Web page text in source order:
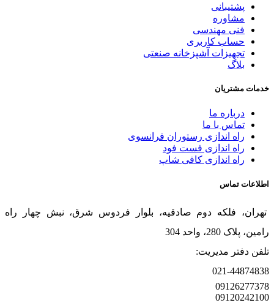
پشتیبانی
مشاوره
فنی مهندسی
حساب کاربری
تجهیزات آشپزخانه صنعتی
بلاگ
خدمات مشتریان
درباره ما
تماس با ما
راه اندازی رستوران فرانسوی
راه اندازی فست فود
راه اندازی کافی شاپ
اطلاعات تماس
تهران، فلکه دوم صادقیه، بلوار فردوس شرق، نبش چهار راه
رامین، پلاک 280، واحد 304
تلفن دفتر مدیریت:
021-44874838
09126277378
09120242100